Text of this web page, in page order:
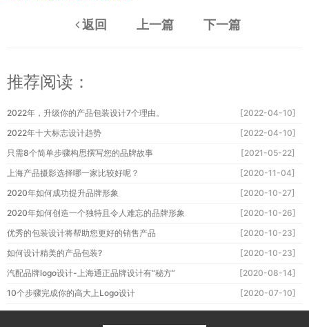
返回 上一篇 下一篇
推荐阅读：
2022年，升级你的产品包装设计7个理由。
[2022-04-10]
2022年十大标志设计趋势
[2022-04-10]
只需8个简单步骤构思撰写您的品牌故事
[2021-05-22]
上海产品摄影选择哪一家比较好呢？
[2020-11-04]
2020年如何成功提升品牌形象
[2020-10-27]
2020年如何创造一个独特且令人难忘的品牌形象
[2020-10-26]
优秀的包装设计将帮助您更好的销售产品
[2020-10-23]
如何设计精美的产品包装?
[2020-10-23]
汽配品牌logo设计-上海通正品牌设计有“秘方”
[2020-08-14]
10个步骤完成你的高大上Logo设计
[2020-07-10]